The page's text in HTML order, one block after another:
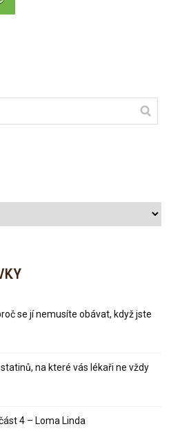
se jí nemusíte obávat, když jste
na které vás lékaři ne vždy
4 – Loma Linda